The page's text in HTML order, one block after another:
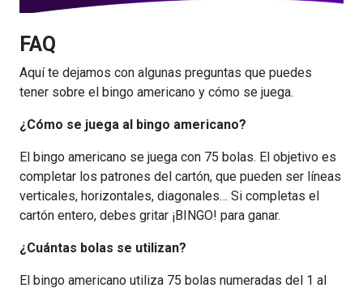
FAQ
Aquí te dejamos con algunas preguntas que puedes
tener sobre el bingo americano y cómo se juega.
¿Cómo se juega al bingo americano?
El bingo americano se juega con 75 bolas. El objetivo es
completar los patrones del cartón, que pueden ser líneas
verticales, horizontales, diagonales… Si completas el
cartón entero, debes gritar ¡BINGO! para ganar.
¿Cuántas bolas se utilizan?
El bingo americano utiliza 75 bolas numeradas del 1 al